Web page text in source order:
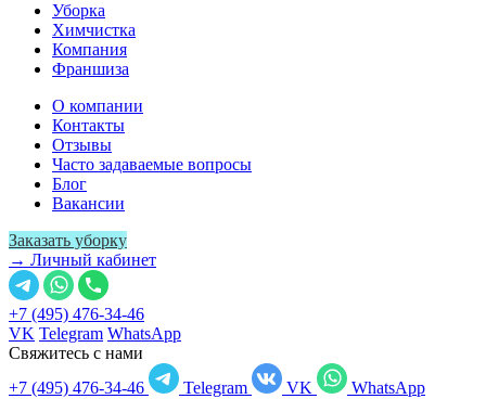
Уборка
Химчистка
Компания
Франшиза
О компании
Контакты
Отзывы
Часто задаваемые вопросы
Блог
Вакансии
Заказать уборку
→ Личный кабинет
+7 (495) 476-34-46
VK Telegram WhatsApp
Свяжитесь с нами
+7 (495) 476-34-46
Telegram VK
WhatsApp